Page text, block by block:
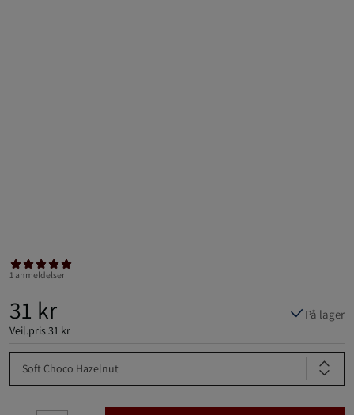
1 anmeldelser
31 kr
Veil.pris31 kr
På lager
Soft Choco Hazelnut